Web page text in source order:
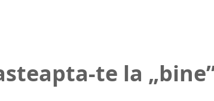
te la